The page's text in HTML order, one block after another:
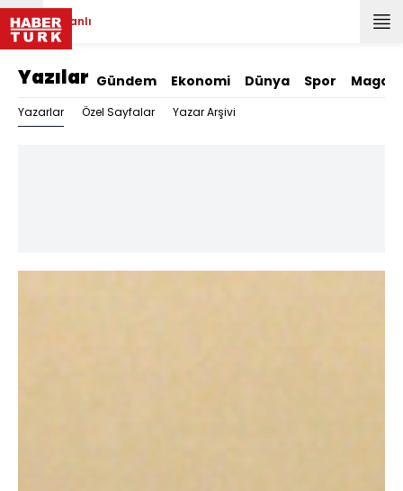
Canlı
Yazılar Gündem Ekonomi Dünya Spor
Yazarlar Özel Sayfalar Yazar Arşivi